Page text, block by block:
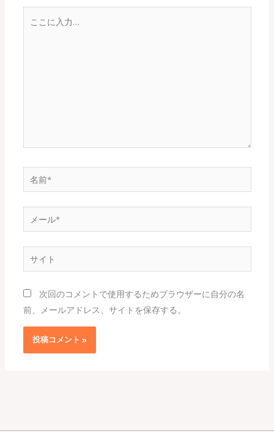
前
*
ー
ル
イ
次回のコメントで使用するためブラウザーに自分の名
前、メールアドレス、サイトを保存する。